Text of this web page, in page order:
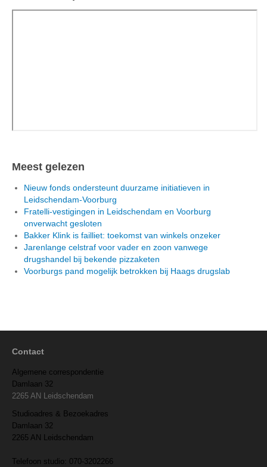
Meest gelezen
Nieuw fonds ondersteunt duurzame initiatieven in
Leidschendam-Voorburg
Fratelli-vestigingen in Leidschendam en Voorburg
onverwacht gesloten
Bakker Klink is failliet: toekomst van winkels onzeker
Jarenlange celstraf voor vader en zoon vanwege
drugshandel bij bekende pizzaketen
Voorburgs pand mogelijk betrokken bij Haags drugslab
Contact
Algemene correspondentie
Damlaan 32
2265 AN Leidschendam
Studioadres & Bezoekadres
Damlaan 32
2265 AN Leidschendam
Telefoon studio: 070-3202266